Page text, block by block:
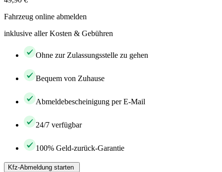
Fahrzeug online abmelden
inklusive aller Kosten & Gebühren
Ohne zur Zulassungsstelle zu gehen
Bequem von Zuhause
Abmeldebescheinigung per E-Mail
24/7 verfügbar
100% Geld-zurück-Garantie
Kfz-Abmeldung starten